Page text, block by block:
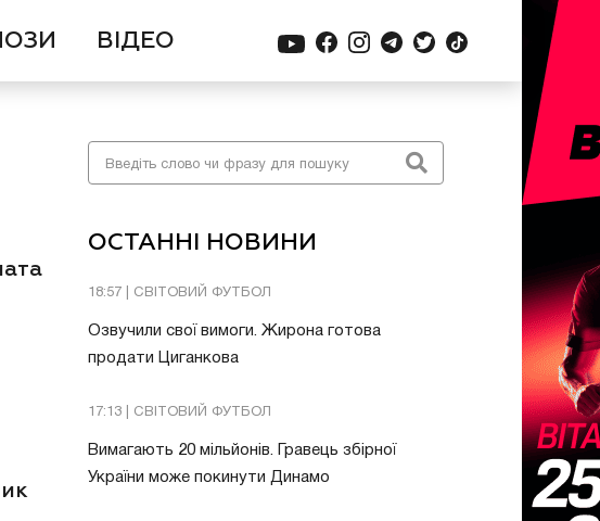
ВІДЕО
ОСТАННІ НОВИНИ
18:57 | СВІТОВИЙ ФУТБОЛ
Озвучили свої вимоги. Жирона готова
продати Циганкова
17:13 | СВІТОВИЙ ФУТБОЛ
Вимагають 20 мільйонів. Гравець збірної
України може покинути Динамо